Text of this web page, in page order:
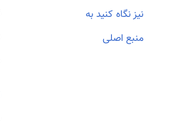
نیز نگاه کنید به
منبع اصلی